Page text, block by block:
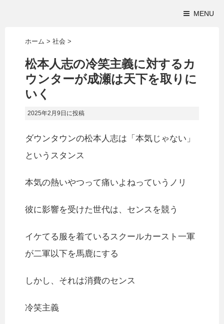
MENU
ホーム > 社会 >
松本人志の冷笑主義に対するカ
ウンターが成瀬は天下を取りに
いく
2025年2月9日 に投稿
ダウンタウンの松本人志は「本気じゃない」
というスタンス
本気の熱いやつって痛いよねっていうノリ
彼に影響を受けた世代は、センスを競う
イケてる服を着ているスクールカースト一軍
が二軍以下を馬鹿にする
しかし、それは消費のセンス
冷笑主義